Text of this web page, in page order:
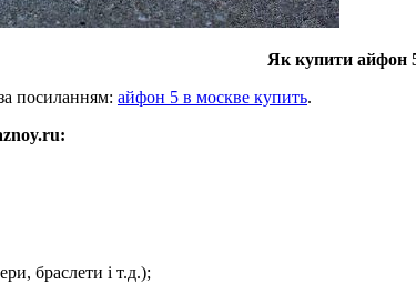
Як купити айфон
посиланням: айфон 5 в москве купить.
браслети і т.д.);